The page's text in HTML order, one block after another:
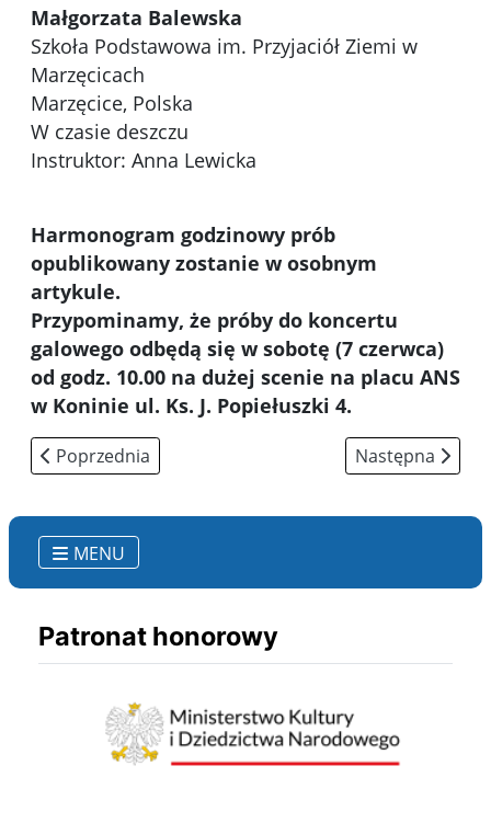
MENU
Patronat honorowy
Małgorzata Balewska
Szkoła Podstawowa im. Przyjaciół Ziemi w
Marzęcicach
Marzęcice, Polska
W czasie deszczu
Instruktor: Anna Lewicka
Harmonogram godzinowy prób
opublikowany zostanie w osobnym
artykule.
Przypominamy, że próby do koncertu
galowego odbędą się w sobotę (7 czerwca)
od godz. 10.00 na dużej scenie na placu ANS
w Koninie ul. Ks. J. Popiełuszki 4.
Poprzednia strona: W Koncercie Galowym 45. MDFPiT
Poprzednia Następna
Następna